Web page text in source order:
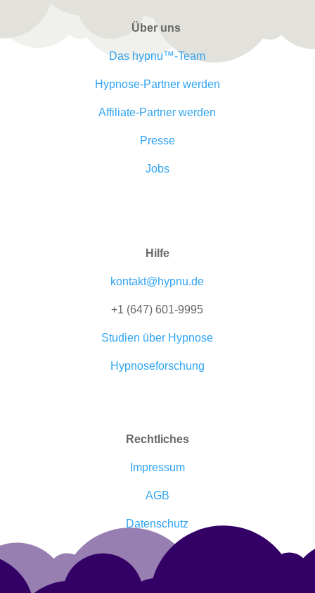
Über uns
Das hypnu™-Team
Hypnose-Partner werden
Affiliate-Partner werden
Presse
Jobs
Hilfe
kontakt@hypnu.de
+1 (647) 601-9995
Studien über Hypnose
Hypnoseforschung
Rechtliches
Impressum
AGB
Datenschutz